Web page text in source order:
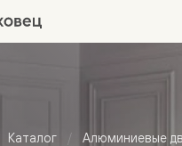
Каталог Алюминиевые